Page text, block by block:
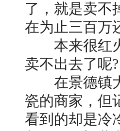
了，就是卖不
在为止三百万
本来很红火
卖不出去了呢?
在景德镇大
瓷的商家，但
看到的却是冷